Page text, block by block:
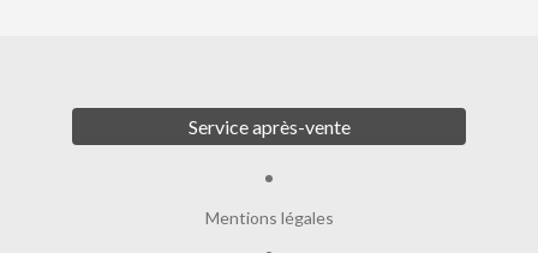
Service après-vente
Mentions légales